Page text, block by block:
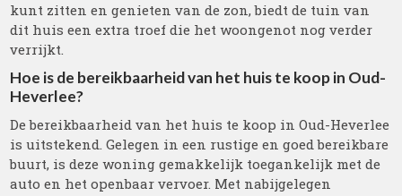
kunt zitten en genieten van de zon, biedt de tuin van
dit huis een extra troef die het woongenot nog verder
verrijkt.
Hoe is de bereikbaarheid van het huis te koop in Oud-
Heverlee?
De bereikbaarheid van het huis te koop in Oud-Heverlee
is uitstekend. Gelegen in een rustige en goed bereikbare
buurt, is deze woning gemakkelijk toegankelijk met de
auto en het openbaar vervoer. Met nabijgelegen